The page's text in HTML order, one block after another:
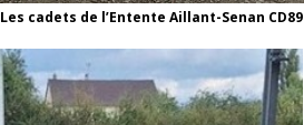
Les cadets de l’Entente Aillant-Senan CD89